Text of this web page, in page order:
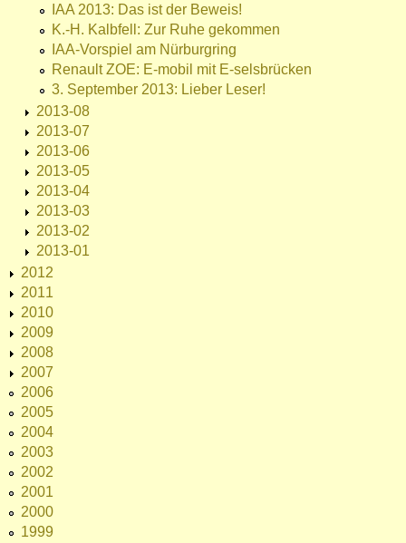
IAA 2013: Das ist der Beweis!
K.-H. Kalbfell: Zur Ruhe gekommen
IAA-Vorspiel am Nürburgring
Renault ZOE: E-mobil mit E-selsbrücken
3. September 2013: Lieber Leser!
2013-08
2013-07
2013-06
2013-05
2013-04
2013-03
2013-02
2013-01
2012
2011
2010
2009
2008
2007
2006
2005
2004
2003
2002
2001
2000
1999